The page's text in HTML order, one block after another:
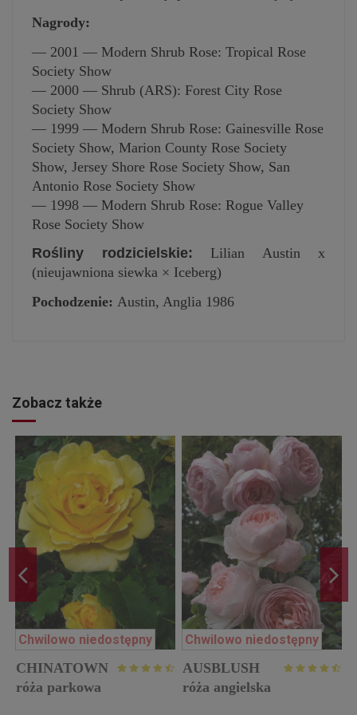
Nagrody:
— 2001 — Modern Shrub Rose: Tropical Rose
Society Show
— 2000 — Shrub (ARS): Forest City Rose
Society Show
— 1999 — Modern Shrub Rose: Gainesville Rose
Society Show, Marion County Rose Society
Show, Jersey Shore Rose Society Show, San
Antonio Rose Society Show
— 1998 — Modern Shrub Rose: Rogue Valley
Rose Society Show
Rośliny rodzicielskie: Lilian Austin x
(nieujawniona siewka × Iceberg)
Pochodzenie: Austin, Anglia 1986
Zobacz także
Chwilowo niedostępny
CHINATOWN
róża parkowa
Chwilowo niedostępny
AUSBLUSH
róża angielska